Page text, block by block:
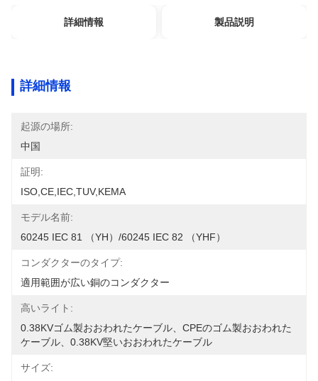
詳細情報 製品説明
詳細情報
起源の場所:
中国
証明:
ISO,CE,IEC,TUV,KEMA
モデル名前:
60245 IEC 81 （YH）/60245 IEC 82 （YHF）
コンダクターのタイプ:
適用範囲が広い銅のコンダクター
高いライト:
0.38KVゴム製おおわれたケーブル、CPEのゴム製おおわれた
ケーブル、0.38KV堅いおおわれたケーブル
サイズ: